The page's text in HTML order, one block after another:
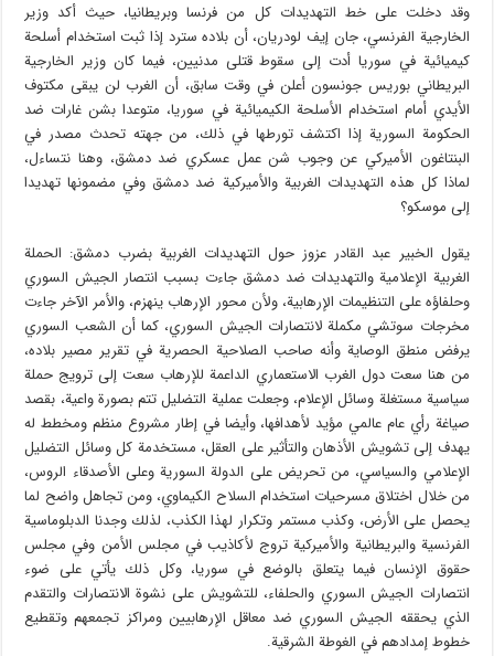
وقد دخلت على خط التهديدات كل من فرنسا وبريطانيا، حيث أكد وزير
الخارجية الفرنسي، جان إيف لودريان، أن بلاده سترد إذا ثبت استخدام أسلحة
كيميائية في سوريا أدت إلى سقوط قتلى مدنيين، فيما كان وزير الخارجية
البريطاني بوريس جونسون أعلن في وقت سابق، أن الغرب لن يبقى مكتوف
الأيدي أمام استخدام الأسلحة الكيميائية في سوريا، متوعدا بشن غارات ضد
الحكومة السورية إذا اكتشف تورطها في ذلك، من جهته تحدث مصدر في
البنتاغون الأميركي عن وجوب شن عمل عسكري ضد دمشق، وهنا نتساءل،
لماذا كل هذه التهديدات الغربية والأميركية ضد دمشق وفي مضمونها تهديدا
إلى موسكو؟
يقول الخبير عبد القادر عزوز حول التهديدات الغربية بضرب دمشق: الحملة
الغربية الإعلامية والتهديدات ضد دمشق جاءت بسبب انتصار الجيش السوري
وحلفاؤه على التنظيمات الإرهابية، ولأن محور الإرهاب ينهزم، والأمر الآخر جاءت
مخرجات سوتشي مكملة لانتصارات الجيش السوري، كما أن الشعب السوري
يرفض منطق الوصاية وأنه صاحب الصلاحية الحصرية في تقرير مصير بلاده،
من هنا سعت دول الغرب الاستعماري الداعمة للإرهاب سعت إلى ترويج حملة
سياسية مستغلة وسائل الإعلام، وجعلت عملية التضليل تتم بصورة واعية، بقصد
صياغة رأي عام عالمي مؤيد لأهدافها، وأيضا في إطار مشروع منظم ومخطط له
يهدف إلى تشويش الأذهان والتأثير على العقل، مستخدمة كل وسائل التضليل
الإعلامي والسياسي، من تحريض على الدولة السورية وعلى الأصدقاء الروس،
من خلال اختلاق مسرحيات استخدام السلاح الكيماوي، ومن تجاهل واضح لما
يحصل على الأرض، وكذب مستمر وتكرار لهذا الكذب، لذلك وجدنا الدبلوماسية
الفرنسية والبريطانية والأميركية تروج لأكاذيب في مجلس الأمن وفي مجلس
حقوق الإنسان فيما يتعلق بالوضع في سوريا، وكل ذلك يأتي على ضوء
انتصارات الجيش السوري والحلفاء، للتشويش على نشوة الانتصارات والتقدم
الذي يحققه الجيش السوري ضد معاقل الإرهابيين ومراكز تجمعهم وتقطيع
خطوط إمدادهم في الغوطة الشرقية.